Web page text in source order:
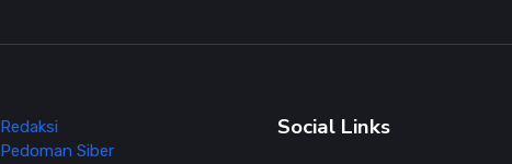
Redaksi
Pedoman Siber
Social Links